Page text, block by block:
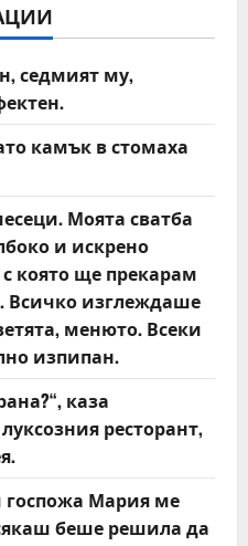
седмият му,
камък в стомаха
Моята сватба
и искрено
която ще прекарам
Всичко изглеждаше
менюто. Всеки
изпипан.
каза
ресторант,
госпожа Мария ме
беше решила да